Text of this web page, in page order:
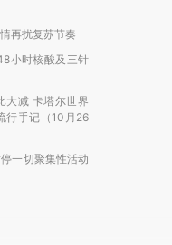
再扰复苏节奏
小时核酸及三针
大减 卡塔尔世界
行手记（10月26
一切聚集性活动